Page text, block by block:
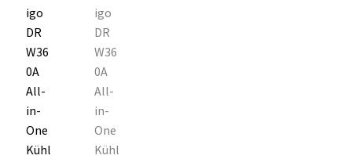
weiße Kühl- Gefrierkombinationen
Weinkühlschränke
Eiswürfelbereiter
Kühlkassetten